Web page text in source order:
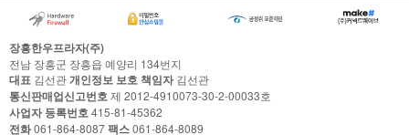
장흥한우프라자(주)
전남 장흥군 장흥읍 예양리 134번지
대표 김선관개인정보 보호 책임자김선관
통신판매업신고번호제 2012-4910073-30-2-00033호
사업자 등록번호415-81-45362
전화061-864-8087팩스061-864-8089